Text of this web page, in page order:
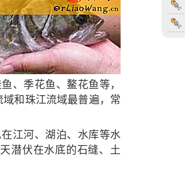
、季花鱼、鳌花鱼等，
和珠江流域最普遍，常
江河、湖泊、水库等水
潜伏在水底的石缝、土